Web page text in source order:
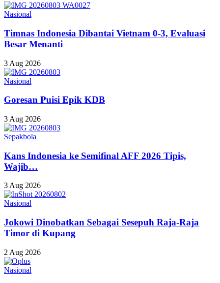
Nasional
Timnas Indonesia Dibantai Vietnam 0-3, Evaluasi
Besar Menanti
3 Aug 2026
Nasional
Goresan Puisi Epik KDB
3 Aug 2026
Sepakbola
Kans Indonesia ke Semifinal AFF 2026 Tipis,
Wajib…
3 Aug 2026
Nasional
Jokowi Dinobatkan Sebagai Sesepuh Raja-Raja
Timor di Kupang
2 Aug 2026
Nasional